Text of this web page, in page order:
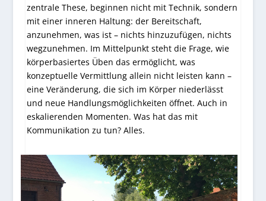
zentrale These, beginnen nicht mit Technik, sondern
mit einer inneren Haltung: der Bereitschaft,
anzunehmen, was ist – nichts hinzuzufügen, nichts
wegzunehmen. Im Mittelpunkt steht die Frage, wie
körperbasiertes Üben das ermöglicht, was
konzeptuelle Vermittlung allein nicht leisten kann –
eine Veränderung, die sich im Körper niederlässt
und neue Handlungsmöglichkeiten öffnet. Auch in
eskalierenden Momenten. Was hat das mit
Kommunikation zu tun? Alles.